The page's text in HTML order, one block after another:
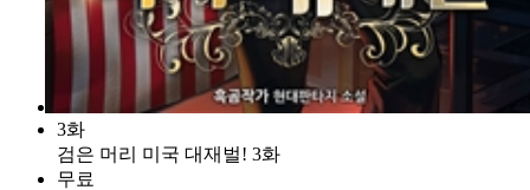
3화
검은 머리 미국 대재벌! 3화
무료